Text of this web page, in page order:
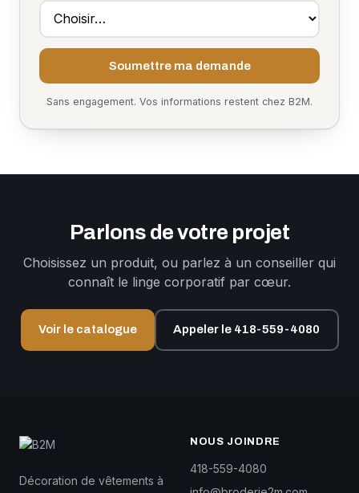
Soumettre ma demande
Sans engagement. Vos informations restent chez B2M.
Parlons de votre projet
Choisissez un produit, ou parlez à un conseiller qui
connaît le linge corporatif par cœur.
Voir le catalogue Appeler le 418-559-4080
Décoration de vêtements à
NOUS JOINDRE
418-559-4080